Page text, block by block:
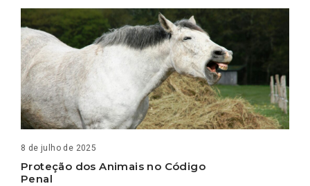
8 de julho de 2025
Proteção dos Animais no Código
Penal